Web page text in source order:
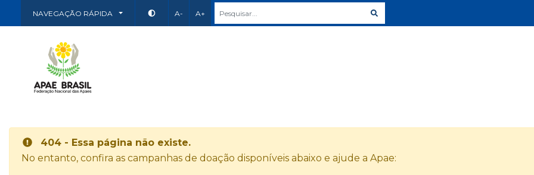
NAVEGAÇÃO RÁPIDA A- A+
404 - Essa página não existe.
No entanto, confira as campanhas de doação disponíveis abaixo e ajude a Apae: